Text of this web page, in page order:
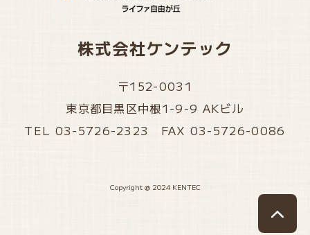
株式会社ケンテック
〒152-0031
東京都目黒区中根1-9-9 AKビル
TEL 03-5726-2323 FAX 03-5726-0086
Copyright @ 2024 KENTEC